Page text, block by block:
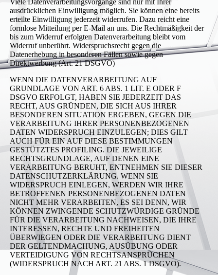
ausdrücklichen Einwilligung möglich. Sie können eine bereits
erteilte Einwilligung jederzeit widerrufen. Dazu reicht eine
formlose Mitteilung per E-Mail an uns. Die Rechtmäßigkeit der
bis zum Widerruf erfolgten Datenverarbeitung bleibt vom
Widerruf unberührt. Widerspruchsrecht gegen die
Datenerhebung in besonderen Fällen sowie gegen
Direktwerbung (Art. 21 DSGVO)
WENN DIE DATENVERARBEITUNG AUF
GRUNDLAGE VON ART. 6 ABS. 1 LIT. E ODER F
DSGVO ERFOLGT, HABEN SIE JEDERZEIT DAS
RECHT, AUS GRÜNDEN, DIE SICH AUS IHRER
BESONDEREN SITUATION ERGEBEN, GEGEN DIE
VERARBEITUNG IHRER PERSONENBEZOGENEN
DATEN WIDERSPRUCH EINZULEGEN; DIES GILT
AUCH FÜR EIN AUF DIESE BESTIMMUNGEN
GESTÜTZTES PROFILING. DIE JEWEILIGE
RECHTSGRUNDLAGE, AUF DENEN EINE
VERARBEITUNG BERUHT, ENTNEHMEN SIE DIESER
DATENSCHUTZERKLÄRUNG. WENN SIE
WIDERSPRUCH EINLEGEN, WERDEN WIR IHRE
BETROFFENEN PERSONENBEZOGENEN DATEN
NICHT MEHR VERARBEITEN, ES SEI DENN, WIR
KÖNNEN ZWINGENDE SCHUTZWÜRDIGE GRÜNDE
FÜR DIE VERARBEITUNG NACHWEISEN, DIE IHRE
INTERESSEN, RECHTE UND FREIHEITEN
ÜBERWIEGEN ODER DIE VERARBEITUNG DIENT
DER GELTENDMACHUNG, AUSÜBUNG ODER
VERTEIDIGUNG VON RECHTSANSPRÜCHEN
(WIDERSPRUCH NACH ART. 21 ABS. 1 DSGVO).